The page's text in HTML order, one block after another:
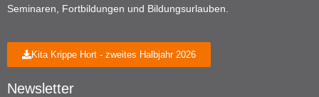
Seminaren, Fortbildungen und Bildungsurlauben.
Kita Krippe Hort - zweites Halbjahr 2026
Newsletter